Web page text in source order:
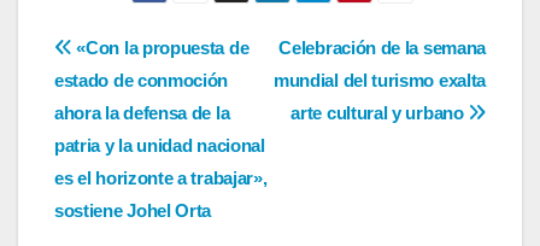
Navegación
de
entradas
Celebración de la semana
mundial del turismo exalta
arte cultural y urbano
«Con la propuesta de
estado de conmoción
ahora la defensa de la
patria y la unidad nacional
es el horizonte a trabajar»,
sostiene Johel Orta